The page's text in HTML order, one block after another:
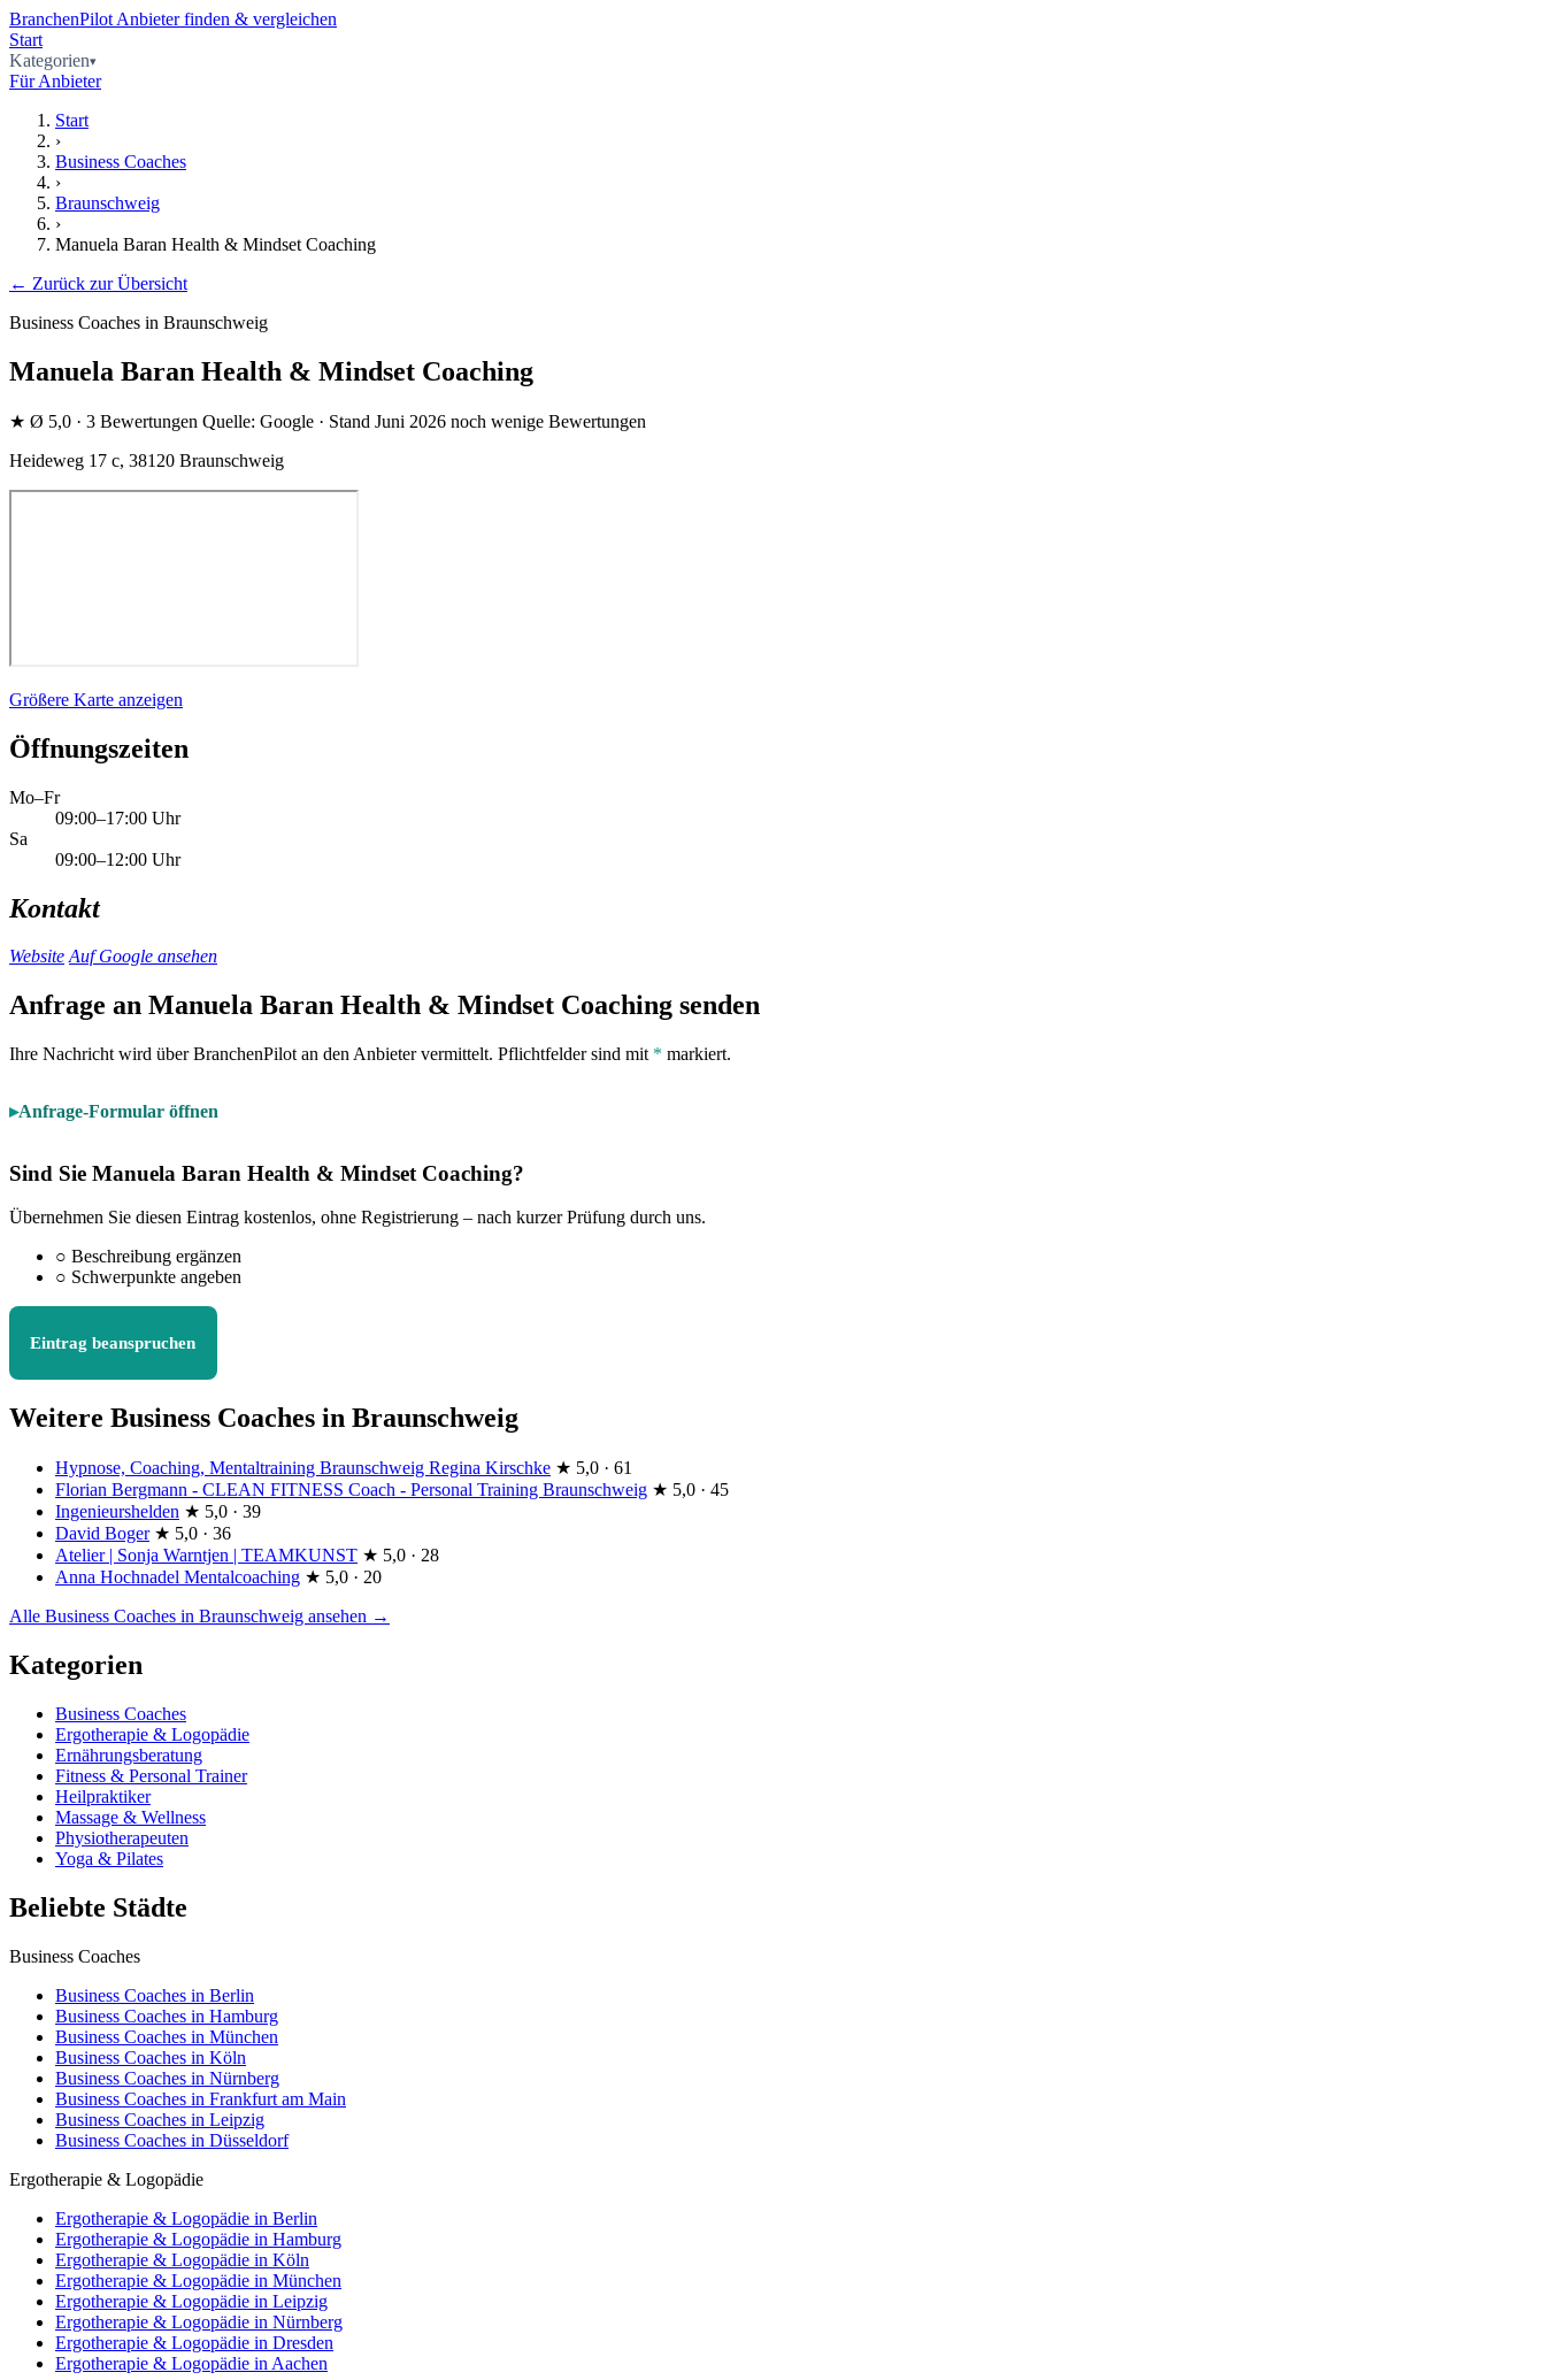
BranchenPilot Anbieter finden & vergleichen
Start
Kategorien
Für Anbieter
Start
›
Business Coaches
›
Braunschweig
›
Manuela Baran Health & Mindset Coaching
← Zurück zur Übersicht
Business Coaches in Braunschweig
Manuela Baran Health & Mindset Coaching
★ Ø 5,0 · 3 Bewertungen Quelle: Google · Stand Juni 2026 noch wenige Bewertungen
Heideweg 17 c, 38120 Braunschweig
Größere Karte anzeigen
Öffnungszeiten
Mo–Fr
09:00–17:00 Uhr
Sa
09:00–12:00 Uhr
Kontakt
Website Auf Google ansehen
Anfrage an Manuela Baran Health & Mindset Coaching senden
Ihre Nachricht wird über BranchenPilot an den Anbieter vermittelt. Pflichtfelder sind mit * markiert.
Anfrage-Formular öffnen
Sind Sie Manuela Baran Health & Mindset Coaching?
Übernehmen Sie diesen Eintrag kostenlos, ohne Registrierung – nach kurzer Prüfung durch uns.
○ Beschreibung ergänzen
○ Schwerpunkte angeben
Eintrag beanspruchen
Weitere Business Coaches in Braunschweig
Hypnose, Coaching, Mentaltraining Braunschweig Regina Kirschke ★ 5,0 · 61
Florian Bergmann - CLEAN FITNESS Coach - Personal Training Braunschweig ★ 5,0 · 45
Ingenieurshelden ★ 5,0 · 39
David Boger ★ 5,0 · 36
Atelier | Sonja Warntjen | TEAMKUNST ★ 5,0 · 28
Anna Hochnadel Mentalcoaching ★ 5,0 · 20
Alle Business Coaches in Braunschweig ansehen →
Kategorien
Business Coaches
Ergotherapie & Logopädie
Ernährungsberatung
Fitness & Personal Trainer
Heilpraktiker
Massage & Wellness
Physiotherapeuten
Yoga & Pilates
Beliebte Städte
Business Coaches
Business Coaches in Berlin
Business Coaches in Hamburg
Business Coaches in München
Business Coaches in Köln
Business Coaches in Nürnberg
Business Coaches in Frankfurt am Main
Business Coaches in Leipzig
Business Coaches in Düsseldorf
Ergotherapie & Logopädie
Ergotherapie & Logopädie in Berlin
Ergotherapie & Logopädie in Hamburg
Ergotherapie & Logopädie in Köln
Ergotherapie & Logopädie in München
Ergotherapie & Logopädie in Leipzig
Ergotherapie & Logopädie in Nürnberg
Ergotherapie & Logopädie in Dresden
Ergotherapie & Logopädie in Aachen